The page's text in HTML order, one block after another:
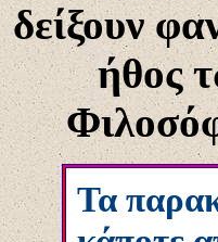
δείξουν
ήθος
Τα